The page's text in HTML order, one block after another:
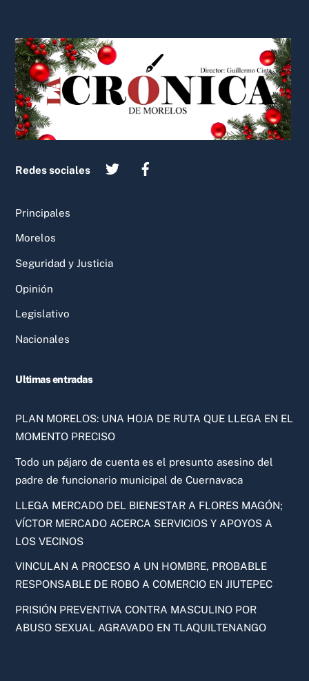
To
Top
Redes sociales
Principales
Morelos
Seguridad y Justicia
Opinión
Legislativo
Nacionales
Ultimas entradas
PLAN MORELOS: UNA HOJA DE RUTA QUE LLEGA EN EL
MOMENTO PRECISO
Todo un pájaro de cuenta es el presunto asesino del
padre de funcionario municipal de Cuernavaca
LLEGA MERCADO DEL BIENESTAR A FLORES MAGÓN;
VÍCTOR MERCADO ACERCA SERVICIOS Y APOYOS A
LOS VECINOS
VINCULAN A PROCESO A UN HOMBRE, PROBABLE
RESPONSABLE DE ROBO A COMERCIO EN JIUTEPEC
PRISIÓN PREVENTIVA CONTRA MASCULINO POR
ABUSO SEXUAL AGRAVADO EN TLAQUILTENANGO